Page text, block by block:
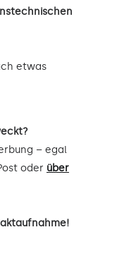
etwas
– egal
oder über